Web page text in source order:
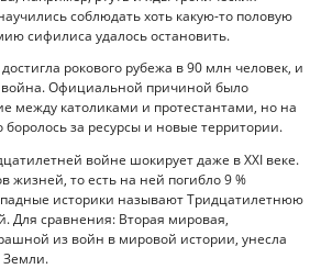
соблюдать хоть какую-то половую
сифилиса удалось остановить.
рокового рубежа в 90 млн человек, и
война. Официальной причиной было
между католиками и протестантами, но на
боролось за ресурсы и новые территории.
войне шокирует даже в XXI веке.
жизней, то есть на ней погибло 9 %
историки называют Тридцатилетнюю
Для сравнения: Вторая мировая,
из войн в мировой истории, унесла
Земли.